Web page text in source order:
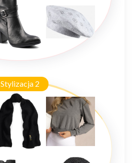
Stylizacja 2